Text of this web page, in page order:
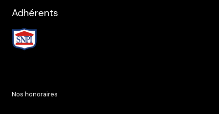
Adhérents
Nos honoraires